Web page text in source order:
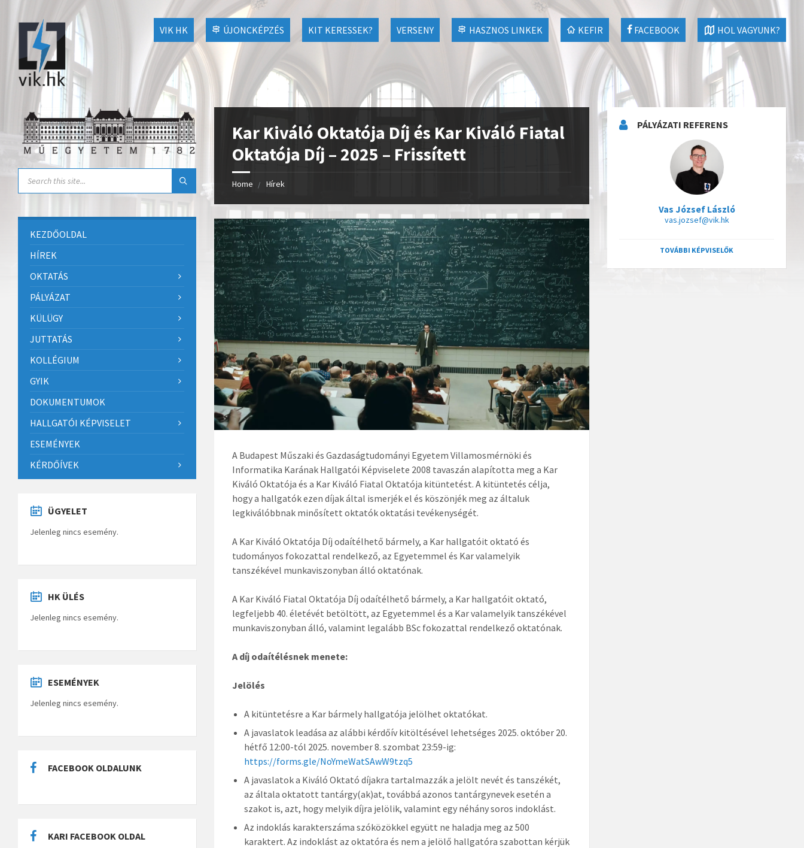
VIK HK ÚJONCKÉPZÉS KIT KERESSEK? VERSENY HASZNOS LINKEK KEFIR FACEBOOK HOL VAGYUNK?
Kar Kiváló Oktatója Díj és Kar Kiváló Fiatal
Oktatója Díj – 2025 – Frissített
Home Hírek
A Budapest Műszaki és Gazdaságtudományi Egyetem Villamosmérnöki és
Informatika Karának Hallgatói Képviselete 2008 tavaszán alapította meg a Kar
Kiváló Oktatója és a Kar Kiváló Fiatal Oktatója kitüntetést. A kitüntetés célja,
hogy a hallgatók ezen díjak által ismerjék el és köszönjék meg az általuk
legkiválóbbnak minősített oktatók oktatási tevékenységét.
A Kar Kiváló Oktatója Díj odaítélhető bármely, a Kar hallgatóit oktató és
tudományos fokozattal rendelkező, az Egyetemmel és Kar valamelyik
tanszékével munkaviszonyban álló oktatónak.
A Kar Kiváló Fiatal Oktatója Díj odaítélhető bármely, a Kar hallgatóit oktató,
legfeljebb 40. életévét betöltött, az Egyetemmel és a Kar valamelyik tanszékével
munkaviszonyban álló, valamint legalább BSc fokozattal rendelkező oktatónak.
A díj odaítélésnek menete:
Jelölés
A kitüntetésre a Kar bármely hallgatója jelölhet oktatókat.
A javaslatok leadása az alábbi kérdőív kitöltésével lehetséges 2025. október 20.
hétfő 12:00-tól 2025. november 8. szombat 23:59-ig:
https://forms.gle/NoYmeWatSAwW9tzq5
A javaslatok a Kiváló Oktató díjakra tartalmazzák a jelölt nevét és tanszékét,
az általa oktatott tantárgy(ak)at, továbbá azonos tantárgynevek esetén a
szakot is, azt, hogy melyik díjra jelölik, valamint egy néhány soros indoklást.
Az indoklás karakterszáma szóközökkel együtt ne haladja meg az 500
karaktert. Az indoklást az oktatóra és nem a jelölő hallgatóra szabottan kérjük
KEZDŐOLDAL
HÍREK
OKTATÁS
PÁLYÁZAT
KÜLÜGY
JUTTATÁS
KOLLÉGIUM
GYIK
DOKUMENTUMOK
HALLGATÓI KÉPVISELET
ESEMÉNYEK
KÉRDŐÍVEK
ÜGYELET
Jelenleg nincs esemény.
HK ÜLÉS
Jelenleg nincs esemény.
ESEMÉNYEK
Jelenleg nincs esemény.
FACEBOOK OLDALUNK
KARI FACEBOOK OLDAL
PÁLYÁZATI REFERENS
Vas József László
vas.jozsef@vik.hk
TOVÁBBI KÉPVISELŐK